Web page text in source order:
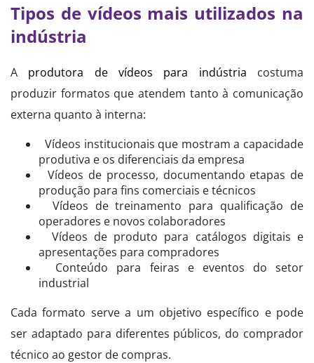
Tipos de vídeos mais utilizados na
indústria
A produtora de vídeos para indústria costuma
produzir formatos que atendem tanto à comunicação
externa quanto à interna:
Vídeos institucionais que mostram a capacidade
produtiva e os diferenciais da empresa
Vídeos de processo, documentando etapas de
produção para fins comerciais e técnicos
Vídeos de treinamento para qualificação de
operadores e novos colaboradores
Vídeos de produto para catálogos digitais e
apresentações para compradores
Conteúdo para feiras e eventos do setor
industrial
Cada formato serve a um objetivo específico e pode
ser adaptado para diferentes públicos, do comprador
técnico ao gestor de compras.